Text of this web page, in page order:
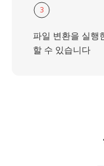
3
파일 변환을 실행
할 수 있습니다